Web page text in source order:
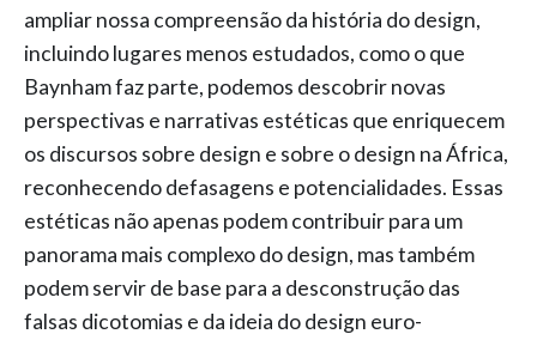
ampliar nossa compreensão da história do design,
incluindo lugares menos estudados, como o que
Baynham faz parte, podemos descobrir novas
perspectivas e narrativas estéticas que enriquecem
os discursos sobre design e sobre o design na África,
reconhecendo defasagens e potencialidades. Essas
estéticas não apenas podem contribuir para um
panorama mais complexo do design, mas também
podem servir de base para a desconstrução das
falsas dicotomias e da ideia do design euro-